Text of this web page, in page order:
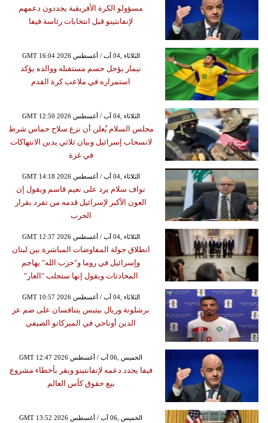
مسؤولو الكرة الأفريقية يجددون دعمهم
لإنفانتينو قبل انتخابات رئاسة فيفا
GMT 16:04 2026 الثلاثاء ,04 آب / أغسطس
نيمار يؤجل حسم مستقبله ووالده يؤكد
استمراره في ملاعب كرة القدم
GMT 12:50 2026 الثلاثاء ,04 آب / أغسطس
مجلس السلام يُعلن أن نزع سلاح حماس شرط
لانسحاب إسرائيل وبيان ثلاثي يدين الانتهاكات
في غزة
GMT 14:18 2026 الثلاثاء ,04 آب / أغسطس
نواف سلام يرد على نعيم قاسم ويقول إن
العون الأكبر لإسرائيل قدمه من تفرد بقرار
الحرب
GMT 12:37 2026 الثلاثاء ,04 آب / أغسطس
انطلاق جولة المفاوضات المباشرة بين لبنان
وإسرائيل في روما و"حزب الله" يهاجم
المحادثات ويقول إنها ستجلب "العار"
GMT 10:57 2026 الثلاثاء ,04 آب / أغسطس
برشلونة وريال بيتيس يتنافسان على ضم عز
الدين أوناحي في الميركاتو الصيفي
GMT 12:47 2026 الخميس ,06 آب / أغسطس
فيفا يجدد دعمه لإنفانتينو ويقر بأخطاء مشروع
بيع حقوق كأس العالم
GMT 13:52 2026 الخميس ,06 آب / أغسطس